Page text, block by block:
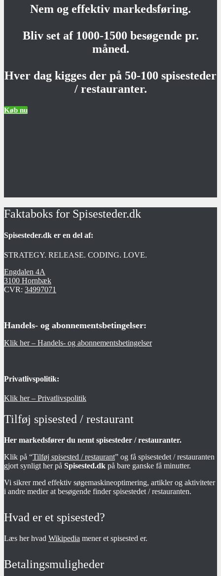
Nem og effektiv markedsføring.
Bliv set af 1000-1500 besøgende pr.
måned.
Hver dag kigges der på 50-100 spisesteder
/ restauranter.
Køb nu
Faktaboks for Spisesteder.dk
Spisesteder.dk er en del af:
STRATEGY. RELEASE. CODING. LOVE.
Engdalen 4A
3100 Hornbæk
CVR: 34997071
Handels- og abonnementsbetingelser:
Klik her – Handels- og abonnementsbetingelser
Privatlivspolitik:
Klik her – Privatlivspolitik
Tilføj spisested / restaurant
Her markedsfører du nemt spisesteder / restauranter.
Klik på “Tilføj spisested / restaurant” og få spisestedet / restauranten
gjort synligt her på Spisested.dk på bare ganske få minutter.
Vi sikrer med effektiv søgemaskineoptimering, artikler og aktiviteter
i andre medier at besøgende finder spisestedet / restauranten.
Hvad er et spisested?
Læs her hvad Wikipedia mener et spisested er.
Betalingsmuligheder